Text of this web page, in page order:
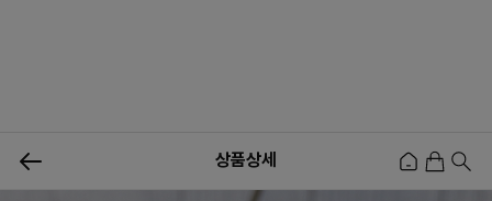
상품상세